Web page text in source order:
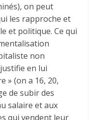
on peut
les rapproche et
et politique. Ce qui
non
en lui
» (on a 16, 20,
de subir des
salaire et aux
qui vendent leur